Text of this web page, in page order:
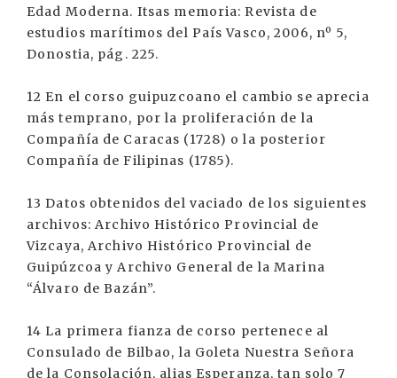
Edad Moderna. Itsas memoria: Revista de
estudios marítimos del País Vasco, 2006, nº 5,
Donostia, pág. 225.
12 En el corso guipuzcoano el cambio se aprecia
más temprano, por la proliferación de la
Compañía de Caracas (1728) o la posterior
Compañía de Filipinas (1785).
13 Datos obtenidos del vaciado de los siguientes
archivos: Archivo Histórico Provincial de
Vizcaya, Archivo Histórico Provincial de
Guipúzcoa y Archivo General de la Marina
“Álvaro de Bazán”.
14 La primera fianza de corso pertenece al
Consulado de Bilbao, la Goleta Nuestra Señora
de la Consolación, alias Esperanza, tan solo 7